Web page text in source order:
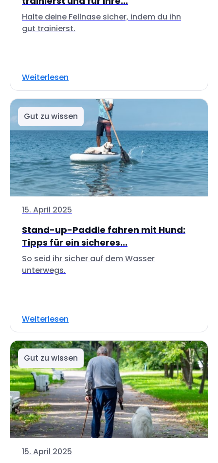
Halte deine Fellnase sicher, indem du ihn
gut trainierst.
Weiterlesen
Gut zu wissen
15. April 2025
Stand-up-Paddle fahren mit Hund:
Tipps für ein sicheres...
So seid ihr sicher auf dem Wasser
unterwegs.
Weiterlesen
Gut zu wissen
15. April 2025